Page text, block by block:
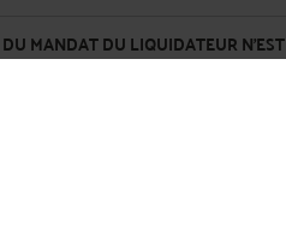
MANDAT DU LIQUIDATEUR N’EST